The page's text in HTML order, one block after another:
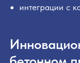
интеграции с
Ваш email
Ваш телефон *